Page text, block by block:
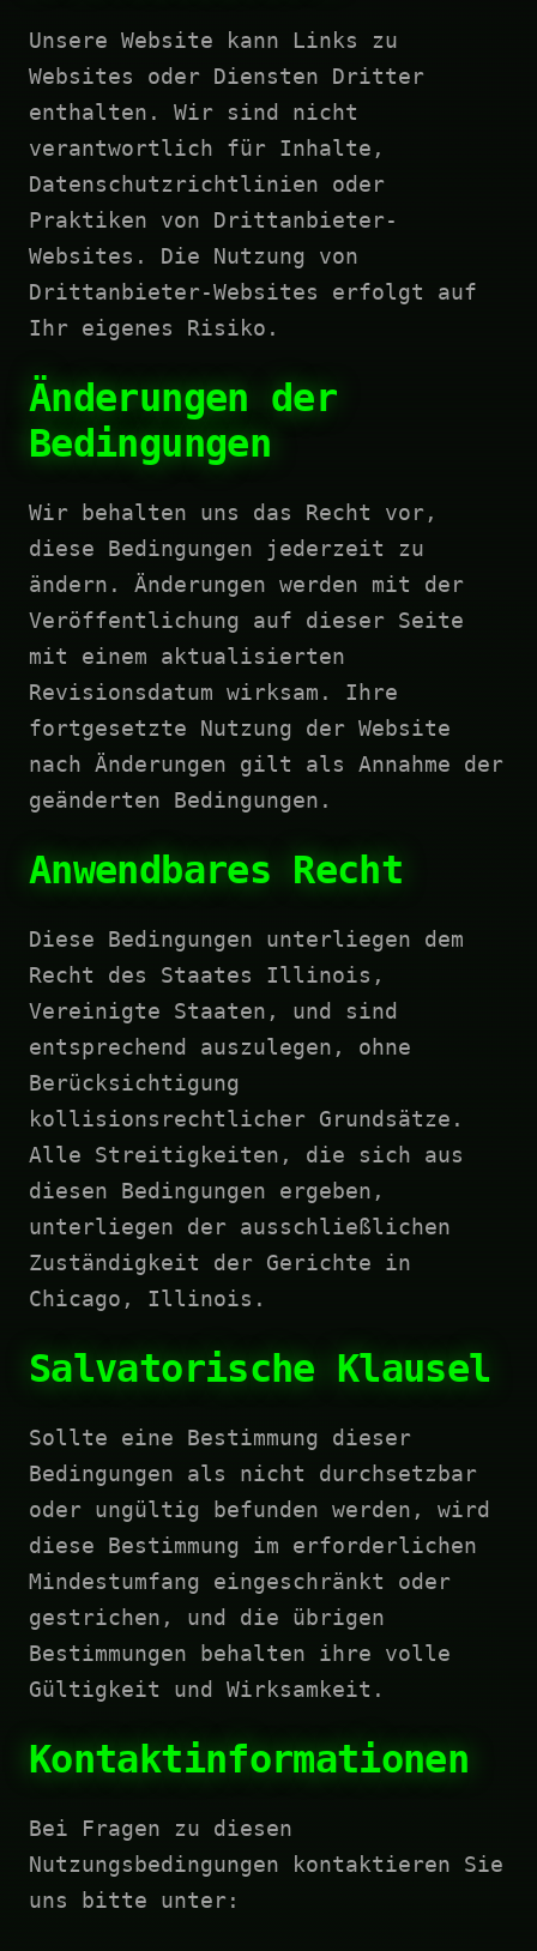
Unsere Website kann Links zu
Websites oder Diensten Dritter
enthalten. Wir sind nicht
verantwortlich für Inhalte,
Datenschutzrichtlinien oder
Praktiken von Drittanbieter-
Websites. Die Nutzung von
Drittanbieter-Websites erfolgt auf
Ihr eigenes Risiko.
Änderungen der
Bedingungen
Wir behalten uns das Recht vor,
diese Bedingungen jederzeit zu
ändern. Änderungen werden mit der
Veröffentlichung auf dieser Seite
mit einem aktualisierten
Revisionsdatum wirksam. Ihre
fortgesetzte Nutzung der Website
nach Änderungen gilt als Annahme der
geänderten Bedingungen.
Anwendbares Recht
Diese Bedingungen unterliegen dem
Recht des Staates Illinois,
Vereinigte Staaten, und sind
entsprechend auszulegen, ohne
Berücksichtigung
kollisionsrechtlicher Grundsätze.
Alle Streitigkeiten, die sich aus
diesen Bedingungen ergeben,
unterliegen der ausschließlichen
Zuständigkeit der Gerichte in
Chicago, Illinois.
Salvatorische Klausel
Sollte eine Bestimmung dieser
Bedingungen als nicht durchsetzbar
oder ungültig befunden werden, wird
diese Bestimmung im erforderlichen
Mindestumfang eingeschränkt oder
gestrichen, und die übrigen
Bestimmungen behalten ihre volle
Gültigkeit und Wirksamkeit.
Kontaktinformationen
Bei Fragen zu diesen
Nutzungsbedingungen kontaktieren Sie
uns bitte unter: